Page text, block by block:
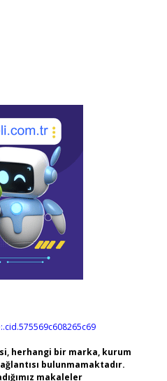
herhangi bir marka, kurum
bulunmamaktadır.
makaleler